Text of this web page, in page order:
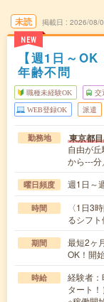
未読
NEW
掲載日 2026/08/
【週1日～
年齢不問
職種未経験OK 交
WEB登録OK 派遣
勤務地 東京都
自由が
から---
曜日頻度 週1日～
時間
〈1日3
るシフ
期間
最短2ヶ
OK！開
時給
経験者
タート